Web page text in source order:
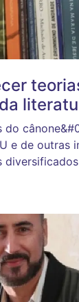
do
e de outras